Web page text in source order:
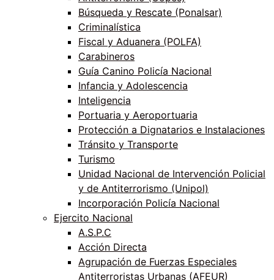
Búsqueda y Rescate (Ponalsar)
Criminalística
Fiscal y Aduanera (POLFA)
Carabineros
Guía Canino Policía Nacional
Infancia y Adolescencia
Inteligencia
Portuaria y Aeroportuaria
Protección a Dignatarios e Instalaciones
Tránsito y Transporte
Turismo
Unidad Nacional de Intervención Policial
y de Antiterrorismo (Unipol)
Incorporación Policía Nacional
Ejercito Nacional
A.S.P.C
Acción Directa
Agrupación de Fuerzas Especiales
Antiterroristas Urbanas (AFEUR)